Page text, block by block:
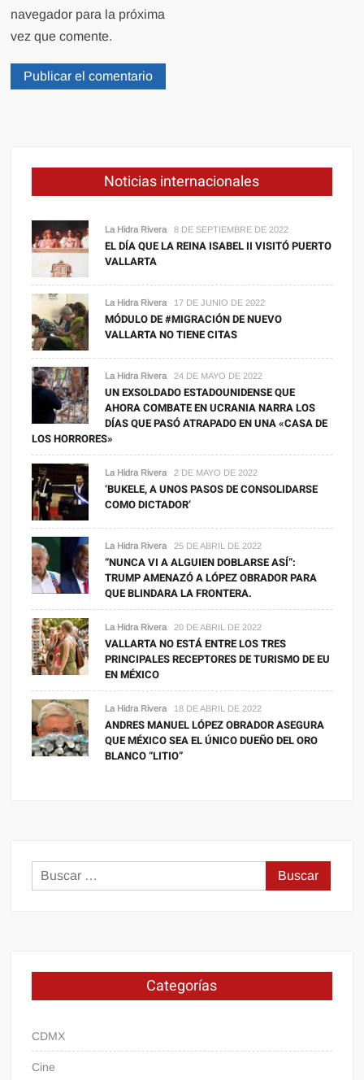
navegador para la próxima
vez que comente.
Noticias internacionales
La Hidra Rivera 8 DE SEPTIEMBRE DE 2022
EL DÍA QUE LA REINA ISABEL II VISITÓ PUERTO
VALLARTA
La Hidra Rivera 17 DE JUNIO DE 2022
MÓDULO DE #MIGRACIÓN DE NUEVO
VALLARTA NO TIENE CITAS
La Hidra Rivera 24 DE MAYO DE 2022
UN EXSOLDADO ESTADOUNIDENSE QUE
AHORA COMBATE EN UCRANIA NARRA LOS
DÍAS QUE PASÓ ATRAPADO EN UNA «CASA DE
LOS HORRORES»
La Hidra Rivera 2 DE MAYO DE 2022
‘BUKELE, A UNOS PASOS DE CONSOLIDARSE
COMO DICTADOR’
La Hidra Rivera 25 DE ABRIL DE 2022
“NUNCA VI A ALGUIEN DOBLARSE ASÍ”:
TRUMP AMENAZÓ A LÓPEZ OBRADOR PARA
QUE BLINDARA LA FRONTERA.
La Hidra Rivera 20 DE ABRIL DE 2022
VALLARTA NO ESTÁ ENTRE LOS TRES
PRINCIPALES RECEPTORES DE TURISMO DE EU
EN MÉXICO
La Hidra Rivera 18 DE ABRIL DE 2022
ANDRES MANUEL LÓPEZ OBRADOR ASEGURA
QUE MÉXICO SEA EL ÚNICO DUEÑO DEL ORO
BLANCO “LITIO”
Buscar:
Categorías
CDMX
Cine